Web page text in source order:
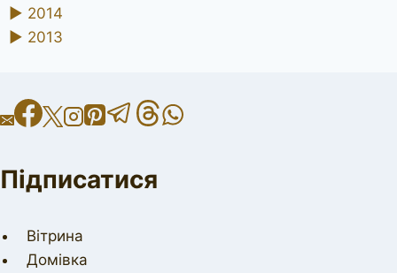
► 2014
► 2013
Підписатися
Вітрина
Домівка